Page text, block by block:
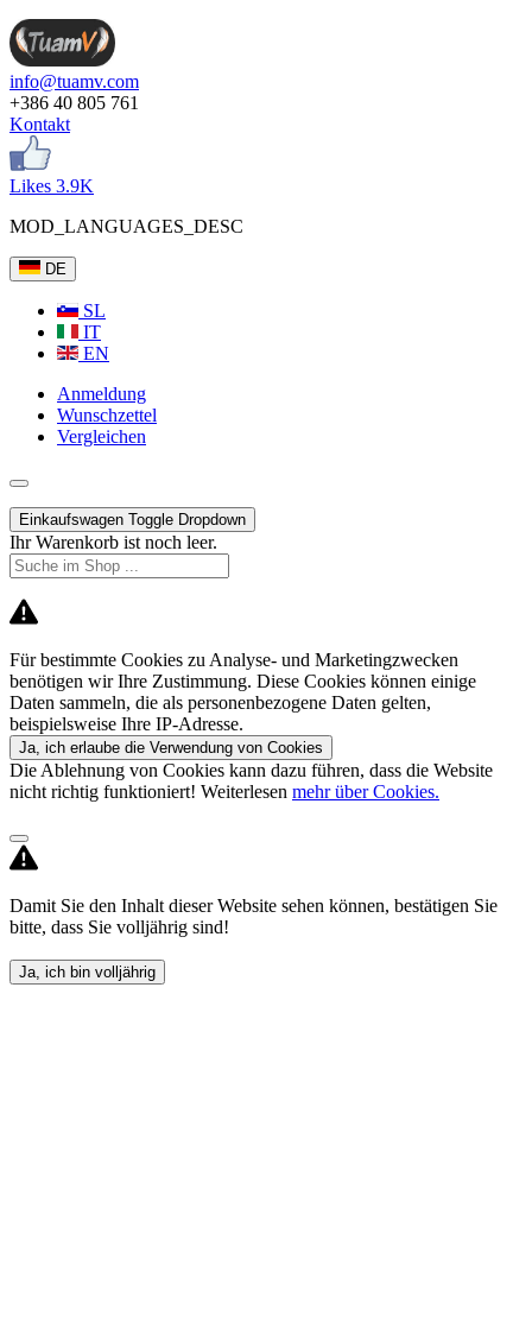
info@tuamv.com
+386 40 805 761
Kontakt
Likes 3.9K
MOD_LANGUAGES_DESC
DE
SL
IT
EN
Anmeldung
Wunschzettel
Vergleichen
Einkaufswagen Toggle Dropdown
Ihr Warenkorb ist noch leer.
Für bestimmte Cookies zu Analyse- und Marketingzwecken
benötigen wir Ihre Zustimmung. Diese Cookies können einige
Daten sammeln, die als personenbezogene Daten gelten,
beispielsweise Ihre IP-Adresse.
Ja, ich erlaube die Verwendung von Cookies
Die Ablehnung von Cookies kann dazu führen, dass die Website
nicht richtig funktioniert! Weiterlesen mehr über Cookies.
Damit Sie den Inhalt dieser Website sehen können, bestätigen Sie
bitte, dass Sie volljährig sind!
Ja, ich bin volljährig